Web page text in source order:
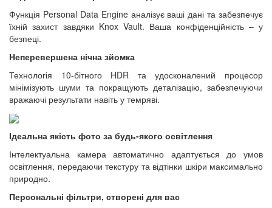
Функція Personal Data Engine аналізує ваші дані та забезпечує
їхній захист завдяки Knox Vault. Ваша конфіденційність – у
безпеці.
Неперевершена нічна зйомка
Технологія 10-бітного HDR та удосконалений процесор
мінімізують шуми та покращують деталізацію, забезпечуючи
вражаючі результати навіть у темряві.
Ідеальна якість фото за будь-якого освітлення
Інтелектуальна камера автоматично адаптується до умов
освітлення, передаючи текстуру та відтінки шкіри максимально
природно.
Персональні фільтри, створені для вас